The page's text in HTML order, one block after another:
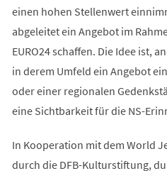
einen hohen Stellenwert
abgeleitet ein Angebot im
EURO24 schaffen. Die Idee ist,
in derem Umfeld ein Angebot
oder einer regionalen
eine Sichtbarkeit für die NS-
In Kooperation mit dem World
durch die DFB-Kulturstiftung,